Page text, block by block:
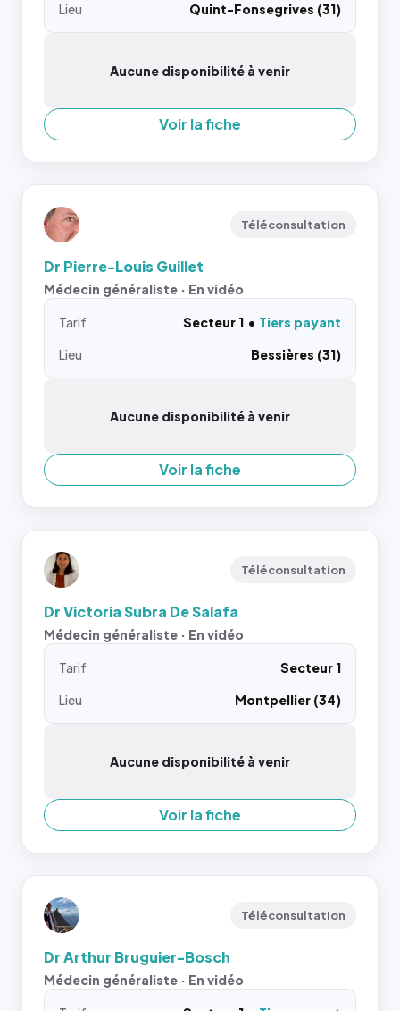
Lieu
Quint-Fonsegrives (31)
Aucune disponibilité à venir
Voir la fiche
Téléconsultation
Dr Pierre-Louis Guillet
Médecin généraliste · En vidéo
Tarif Secteur 1
Tiers payant
Lieu
Bessières (31)
Aucune disponibilité à venir
Voir la fiche
Téléconsultation
Dr Victoria Subra De Salafa
Médecin généraliste · En vidéo
Tarif
Secteur 1
Lieu
Montpellier (34)
Aucune disponibilité à venir
Voir la fiche
Téléconsultation
Dr Arthur Bruguier-Bosch
Médecin généraliste · En vidéo